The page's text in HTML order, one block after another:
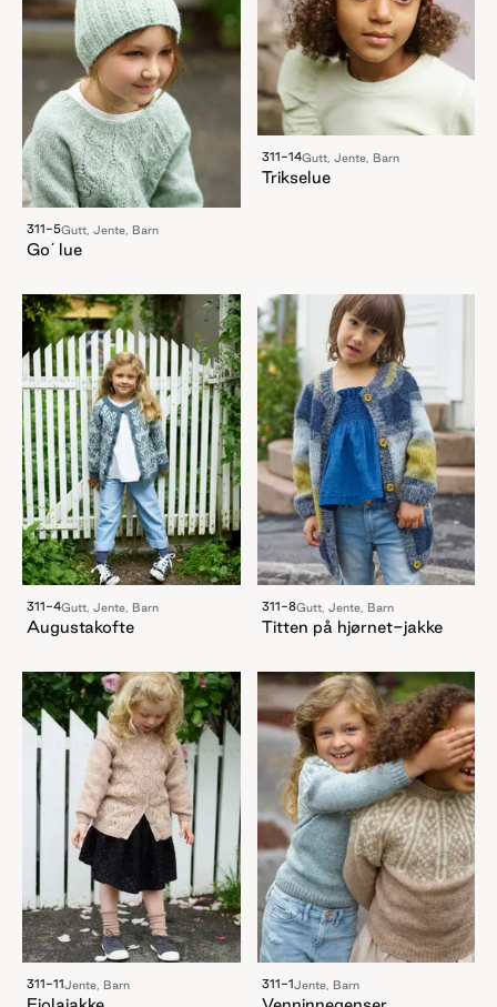
311-5Gutt, Jente, Barn
Go´lue
311-14Gutt, Jente, Barn
Trikselue
311-4Gutt, Jente, Barn
Augustakofte
311-8Gutt, Jente, Barn
Titten på hjørnet-jakke
311-11Jente, Barn 311-1Jente, Barn